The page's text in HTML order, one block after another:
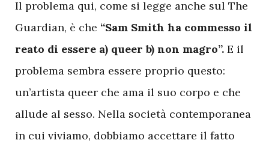
Il problema qui, come si legge anche sul The
Guardian, è che “Sam Smith ha commesso il
reato di essere a) queer b) non magro”. E il
problema sembra essere proprio questo:
un’artista queer che ama il suo corpo e che
allude al sesso. Nella società contemporanea
in cui viviamo, dobbiamo accettare il fatto